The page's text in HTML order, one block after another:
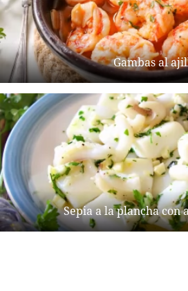
Gambas al
Sepia a la plancha con